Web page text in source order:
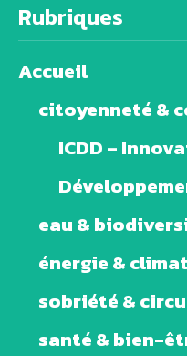
Rubriques
Accueil
citoyenneté &
ICDD –
eau &
énergie & climat
sobriété &
santé & bien-